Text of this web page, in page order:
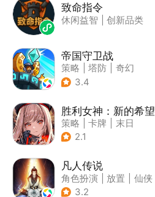
致命指令
休闲益智 创新品类
帝国守卫战
策略 塔防
奇幻
| 卡通
3.4
胜利女神：新的希望
策略 卡牌
末日
| 美少女
2.1
凡人传说
角色扮演 放置
仙侠
| 文字游戏
3.2